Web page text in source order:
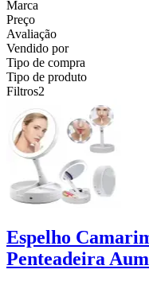
Marca
Preço
Avaliação
Vendido por
Tipo de compra
Tipo de produto
Filtros2
Espelho
Penteadeira